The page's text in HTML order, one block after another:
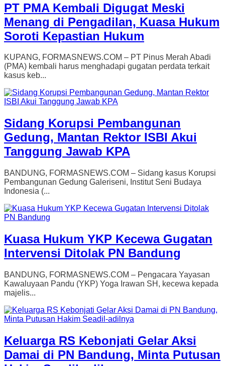
PT PMA Kembali Digugat Meski
Menang di Pengadilan, Kuasa Hukum
Soroti Kepastian Hukum
KUPANG, FORMASNEWS.COM – PT Pinus Merah Abadi
(PMA) kembali harus menghadapi gugatan perdata terkait
kasus keb...
Sidang Korupsi Pembangunan
Gedung, Mantan Rektor ISBI Akui
Tanggung Jawab KPA
BANDUNG, FORMASNEWS.COM – Sidang kasus Korupsi
Pembangunan Gedung Galeriseni, Institut Seni Budaya
Indonesia (...
Kuasa Hukum YKP Kecewa Gugatan
Intervensi Ditolak PN Bandung
BANDUNG, FORMASNEWS.COM – Pengacara Yayasan
Kawaluyaan Pandu (YKP) Yoga Irawan SH, kecewa kepada
majelis...
Keluarga RS Kebonjati Gelar Aksi
Damai di PN Bandung, Minta Putusan